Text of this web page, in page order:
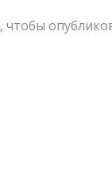
, чтобы